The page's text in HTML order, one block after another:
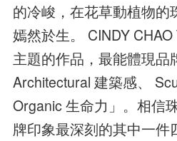
的冷峻，在花草動植物的
嫣然於生。 CINDY
主題的作品，最能體現
Architectural 建築感、
Organic 生命力」。相信
牌印象最深刻的其中一件